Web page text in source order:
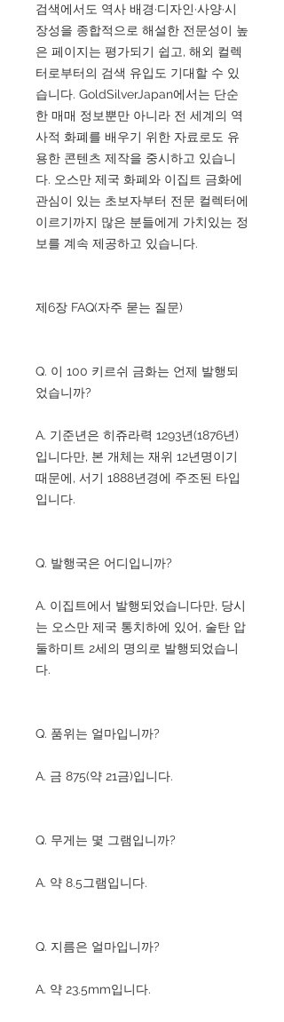
검색에서도 역사 배경·디자인·사양·시
장성을 종합적으로 해설한 전문성이 높
은 페이지는 평가되기 쉽고, 해외 컬렉
터로부터의 검색 유입도 기대할 수 있
습니다. GoldSilverJapan에서는 단순
한 매매 정보뿐만 아니라 전 세계의 역
사적 화폐를 배우기 위한 자료로도 유
용한 콘텐츠 제작을 중시하고 있습니
다. 오스만 제국 화폐와 이집트 금화에
관심이 있는 초보자부터 전문 컬렉터에
이르기까지 많은 분들에게 가치있는 정
보를 계속 제공하고 있습니다.
제6장 FAQ(자주 묻는 질문)
Q. 이 100 키르쉬 금화는 언제 발행되
었습니까?
A. 기준년은 히쥬라력 1293년(1876년)
입니다만, 본 개체는 재위 12년명이기
때문에, 서기 1888년경에 주조된 타입
입니다.
Q. 발행국은 어디입니까?
A. 이집트에서 발행되었습니다만, 당시
는 오스만 제국 통치하에 있어, 술탄 압
둘하미트 2세의 명의로 발행되었습니
다.
Q. 품위는 얼마입니까?
A. 금 875(약 21금)입니다.
Q. 무게는 몇 그램입니까?
A. 약 8.5그램입니다.
Q. 지름은 얼마입니까?
A. 약 23.5mm입니다.